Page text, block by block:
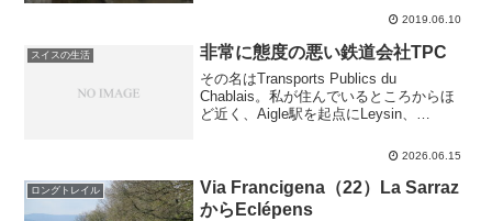
2019.06.10
スイスの生活 非常に態度の悪い鉄道会社TPC
その名はTransports Publics du
Chablais。私が住んでいるところからほ
ど近く、Aigle駅を起点にLeysin、
線と、Aigle周辺及びそれぞれの終点か...
2026.06.15
ロングトレイル
Via Francigena（22）La Sarraz
からEclépens